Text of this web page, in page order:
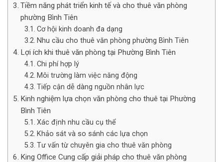
Tiềm năng phát triển kinh tế và cho thuê văn phòng
phường Bình Tiên
Cơ hội kinh doanh đa dạng
Nhu cầu cho thuê văn phòng phường Bình Tiên
Lợi ích khi thuê văn phòng tại Phường Bình Tiên
Chi phí hợp lý
Môi trường làm việc năng động
Tiếp cận dễ dàng nguồn nhân lực
Kinh nghiệm lựa chọn văn phòng cho thuê tại Phường
Bình Tiên
Xác định nhu cầu cụ thể
Khảo sát và so sánh các lựa chọn
Tư vấn từ chuyên gia cho thuê văn phòng
King Office Cung cấp giải pháp cho thuê văn phòng